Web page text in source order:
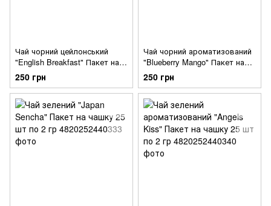
Чай чорний цейлонський
"English Breakfast" Пакет на
чашку 25 шт по 2 гр
250 грн
Чай чорний ароматизований
"Blueberry Mango" Пакет на
чашку 25 шт по 2 гр
250 грн